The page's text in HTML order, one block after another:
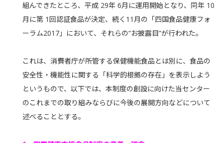
組んできたところ、平成 29年 6月に運用開始となり、同年 10
月に第 1回認証食品が決定、続く11月の「四国食品健康フォ
ーラム2017」において、それらの“お披露目”が行われた。
これは、消費者庁が所管する保健機能食品とは別に、食品の
安全性・機能性に関する「科学的根拠の存在」を表示しよう
というもので、以下では、本制度の創設に向けた当センター
のこれまでの取り組みならびに今後の展開方向などについて
述べることとする。